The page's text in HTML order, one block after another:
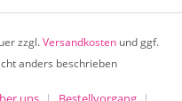
zzgl.Versandkosten und ggf.
anders beschrieben